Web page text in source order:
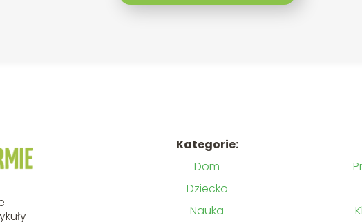
Kategorie:
Dom
Dziecko
Nauka